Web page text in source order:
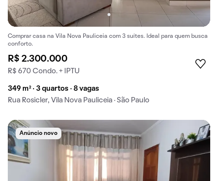
Comprar casa na Vila Nova Pauliceia com 3 suítes. Ideal para quem busca
conforto.
R$ 2.300.000
R$ 670 Condo. + IPTU
349 m² · 3 quartos · 8 vagas
Rua Rosicler, Vila Nova Pauliceia · São Paulo
Anúncio novo